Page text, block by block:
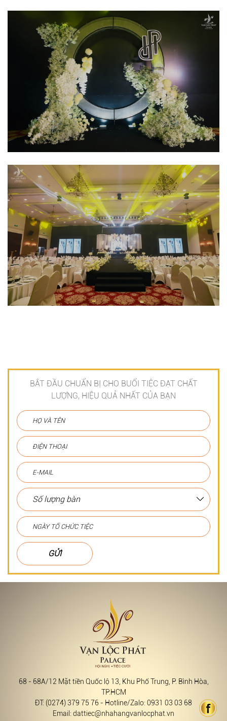
BẮT ĐẦU CHUẨN BỊ CHO BUỔI TIỆC ĐẠT CHẤT
LƯỢNG, HIỆU QUẢ NHẤT CỦA BẠN
GỬI
68 - 68A/12 Mặt tiền Quốc lộ 13, Khu Phố Trung, P. Bình Hòa,
TP.HCM
ĐT: (0274) 379 75 76 - Hotline/Zalo: 0931 03 03 68
Email: dattiec@nhahangvanlocphat.vn